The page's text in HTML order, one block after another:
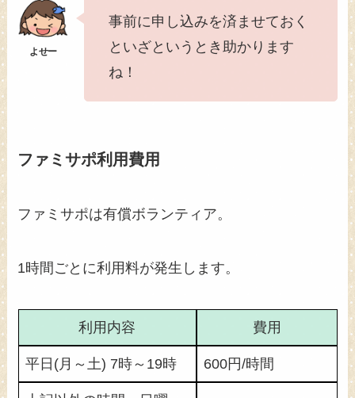
事前に申し込みを済ませておく
といざというとき助かります
ね！
ファミサポ利用費用
ファミサポは有償ボランティア。
1時間ごとに利用料が発生します。
利用内容 費用
平日(月～土) 7時～19時 600円/時間